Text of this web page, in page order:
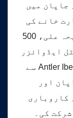
جاپان میں
خانے کی
ٹریڈ اینڈ انویسٹمنٹ کونسلر مدیحہ علی، 500
ایڈوائزر
جوناتھن ٹی، اور Ibex Japan KK و Antler Ibex سے
اور
کاروباری
کی۔